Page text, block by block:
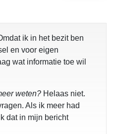
ik in het bezit ben
en voor eigen
wat informatie toe wil
weten? Helaas niet.
Als ik meer had
dat in mijn bericht